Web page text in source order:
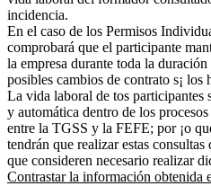
incidencia.
En el caso de los Permisos
comprobará que el participante
la empresa durante toda la
posibles cambios de contrato s¡ los
La vida laboral de tos participantes
y automática dentro de los
entre la TGSS y la FEFE; por ¡o
tendrán que realizar estas
que consideren necesario realizar
Contrastar la información obtenida